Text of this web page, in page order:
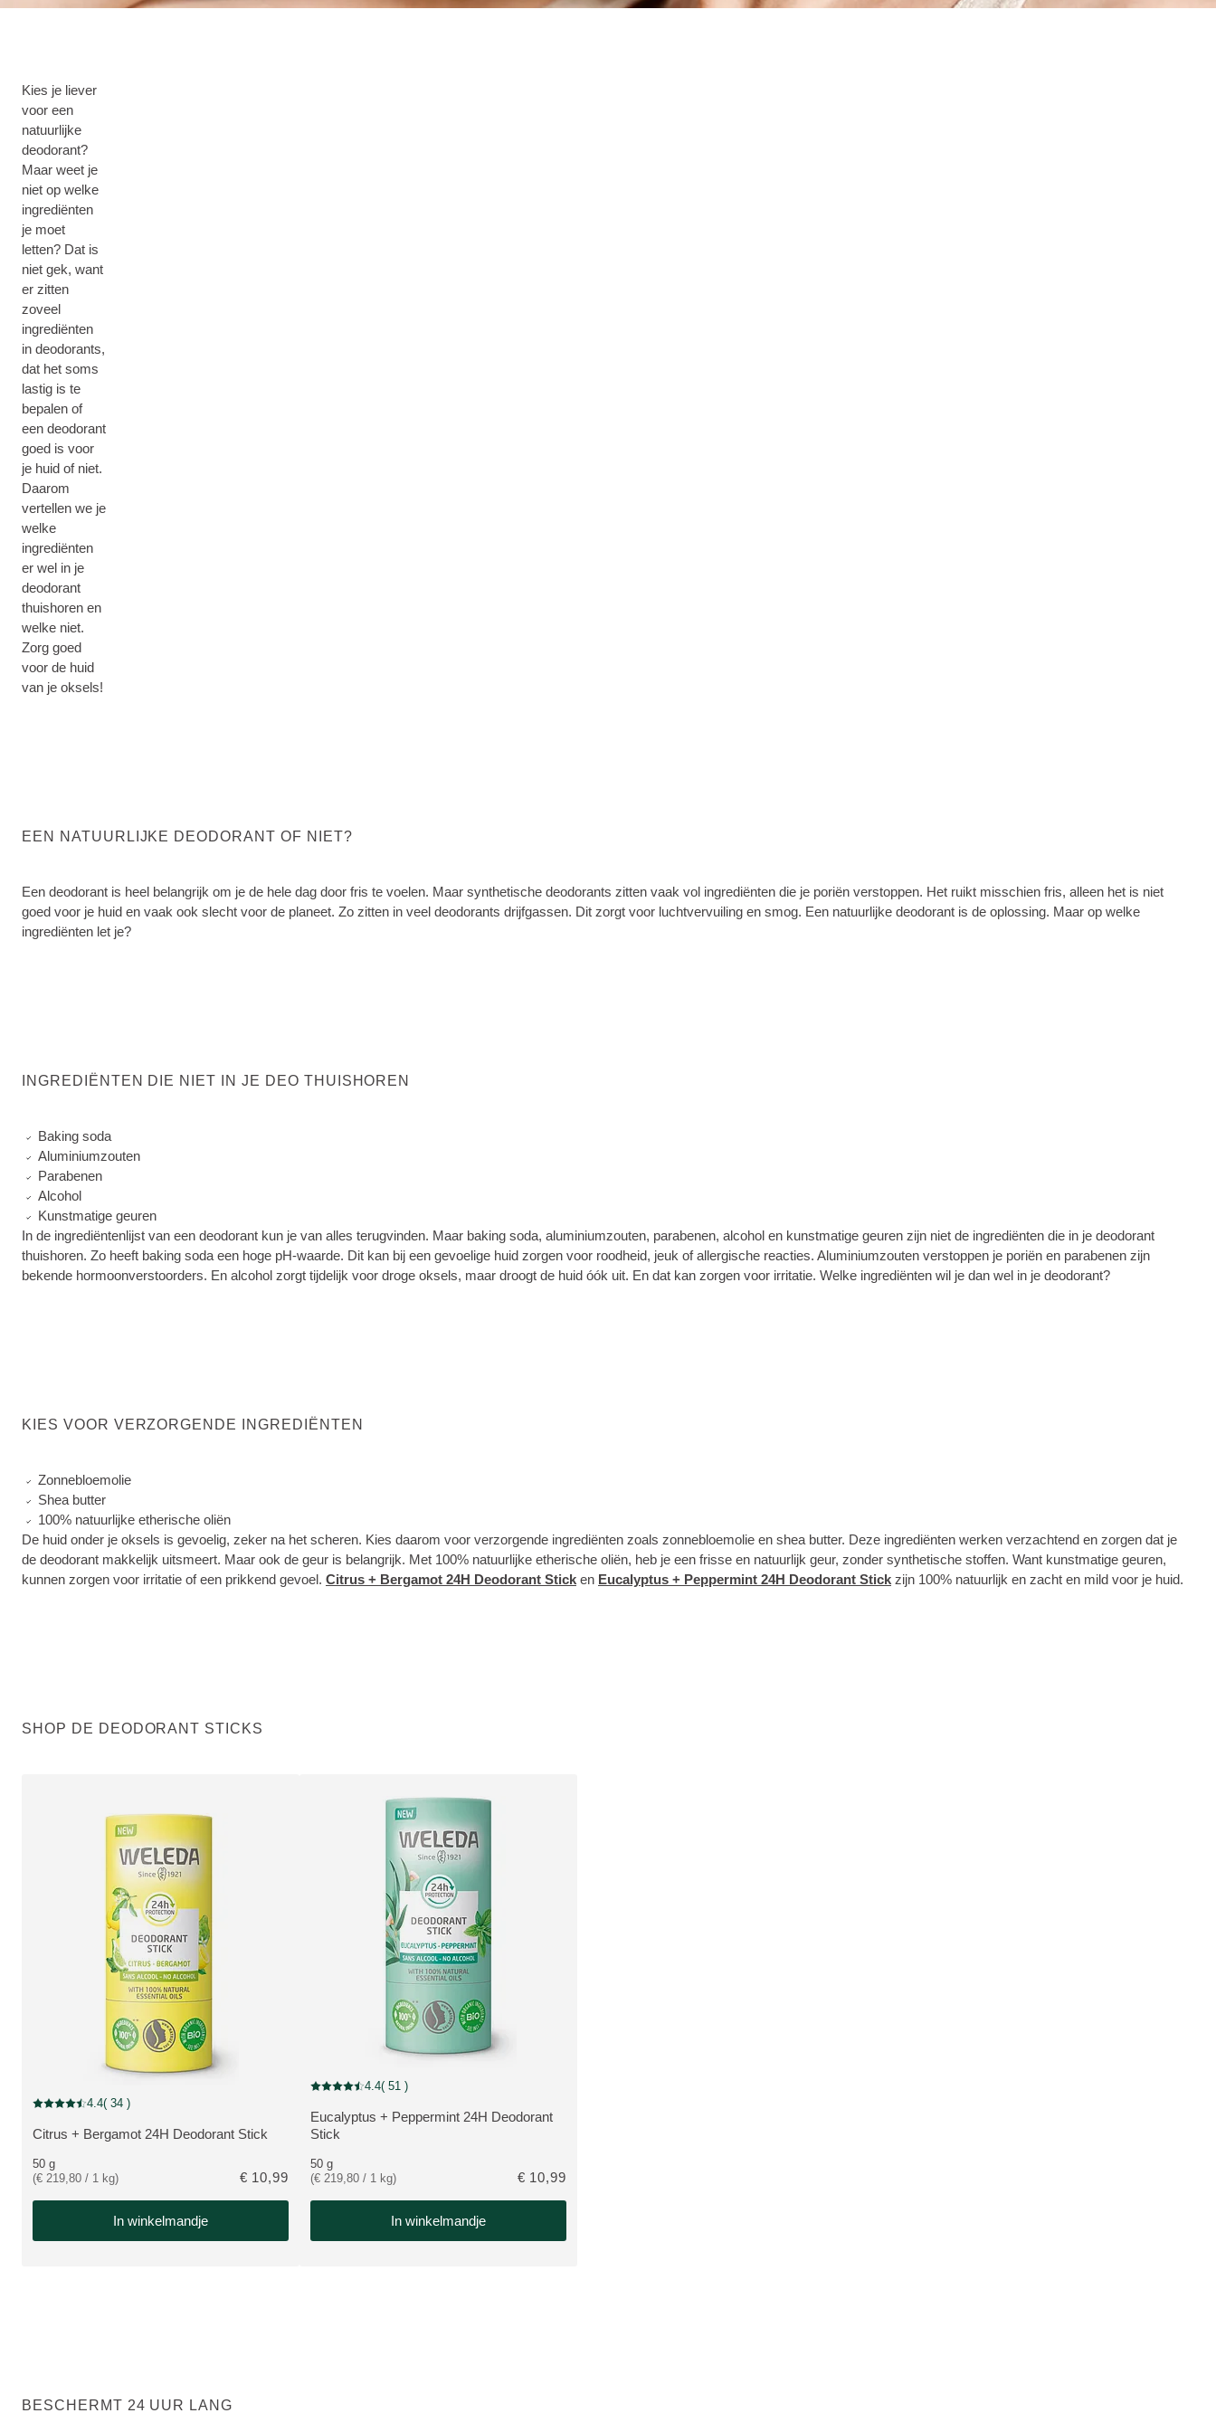
Kies je liever
voor een
natuurlijke
deodorant?
Maar weet je
niet op welke
ingrediënten
je moet
letten? Dat is
niet gek, want
er zitten
zoveel
ingrediënten
in deodorants,
dat het soms
lastig is te
bepalen of
een deodorant
goed is voor
je huid of niet.
Daarom
vertellen we je
welke
ingrediënten
er wel in je
deodorant
thuishoren en
welke niet.
Zorg goed
voor de huid
van je oksels!
EEN NATUURLIJKE DEODORANT OF NIET?
Een deodorant is heel belangrijk om je de hele dag door fris te voelen. Maar synthetische deodorants zitten vaak vol ingrediënten die je poriën verstoppen. Het ruikt misschien fris, alleen het is niet
goed voor je huid en vaak ook slecht voor de planeet. Zo zitten in veel deodorants drijfgassen. Dit zorgt voor luchtvervuiling en smog. Een natuurlijke deodorant is de oplossing. Maar op welke
ingrediënten let je?
INGREDIËNTEN DIE NIET IN JE DEO THUISHOREN
Baking soda
Aluminiumzouten
Parabenen
Alcohol
Kunstmatige geuren
In de ingrediëntenlijst van een deodorant kun je van alles terugvinden. Maar baking soda, aluminiumzouten, parabenen, alcohol en kunstmatige geuren zijn niet de ingrediënten die in je deodorant
thuishoren. Zo heeft baking soda een hoge pH-waarde. Dit kan bij een gevoelige huid zorgen voor roodheid, jeuk of allergische reacties. Aluminiumzouten verstoppen je poriën en parabenen zijn
bekende hormoonverstoorders. En alcohol zorgt tijdelijk voor droge oksels, maar droogt de huid óók uit. En dat kan zorgen voor irritatie. Welke ingrediënten wil je dan wel in je deodorant?
KIES VOOR VERZORGENDE INGREDIËNTEN
Zonnebloemolie
Shea butter
100% natuurlijke etherische oliën
De huid onder je oksels is gevoelig, zeker na het scheren. Kies daarom voor verzorgende ingrediënten zoals zonnebloemolie en shea butter. Deze ingrediënten werken verzachtend en zorgen dat je
de deodorant makkelijk uitsmeert. Maar ook de geur is belangrijk. Met 100% natuurlijke etherische oliën, heb je een frisse en natuurlijk geur, zonder synthetische stoffen. Want kunstmatige geuren,
kunnen zorgen voor irritatie of een prikkend gevoel. Citrus + Bergamot 24H Deodorant Stick en Eucalyptus + Peppermint 24H Deodorant Stick zijn 100% natuurlijk en zacht en mild voor je huid.
SHOP DE DEODORANT STICKS
BEKIJK PRODUCT:
Citrus + Bergamot 24H Deodorant Stick
Beoordeling: 4.4 van 5 beoordeeld door 34 personen
4.4( 34 )
50 g
(€ 219,80 / 1 kg)
€ 10,99
In winkelmandje
BEKIJK PRODUCT:
Eucalyptus + Peppermint 24H Deodorant
Stick
Beoordeling: 4.4 van 5 beoordeeld door 51 personen
4.4( 51 )
50 g
(€ 219,80 / 1 kg)
€ 10,99
In winkelmandje
BESCHERMT 24 UUR LANG